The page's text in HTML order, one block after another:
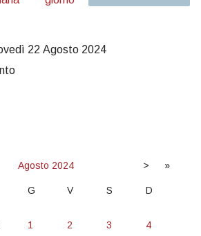
22 Agosto 2024
Agosto 2024 > »
G V S D
1 2 3 4